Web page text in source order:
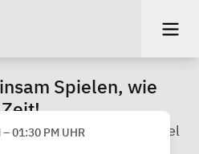
Spielen, wie
Familieninsel
–01:30 PM UHR